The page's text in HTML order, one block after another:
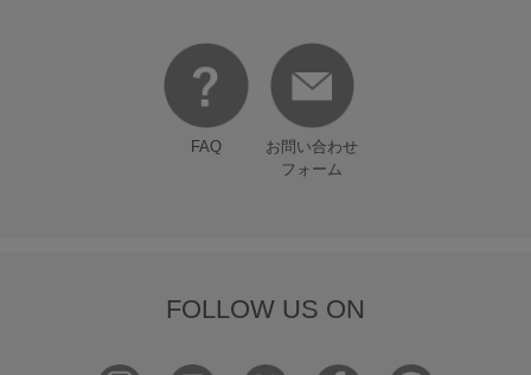
FAQ
お問い合わせ
フォーム
FOLLOW US ON